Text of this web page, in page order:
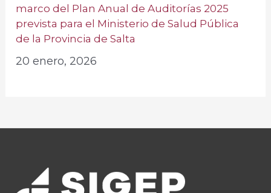
marco del Plan Anual de Auditorías 2025
prevista para el Ministerio de Salud Pública
de la Provincia de Salta
20 enero, 2026